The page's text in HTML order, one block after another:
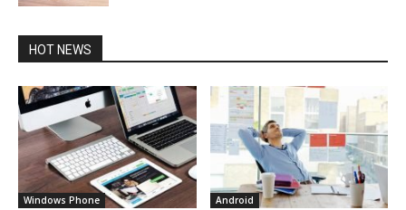
HOT NEWS
Windows Phone Android